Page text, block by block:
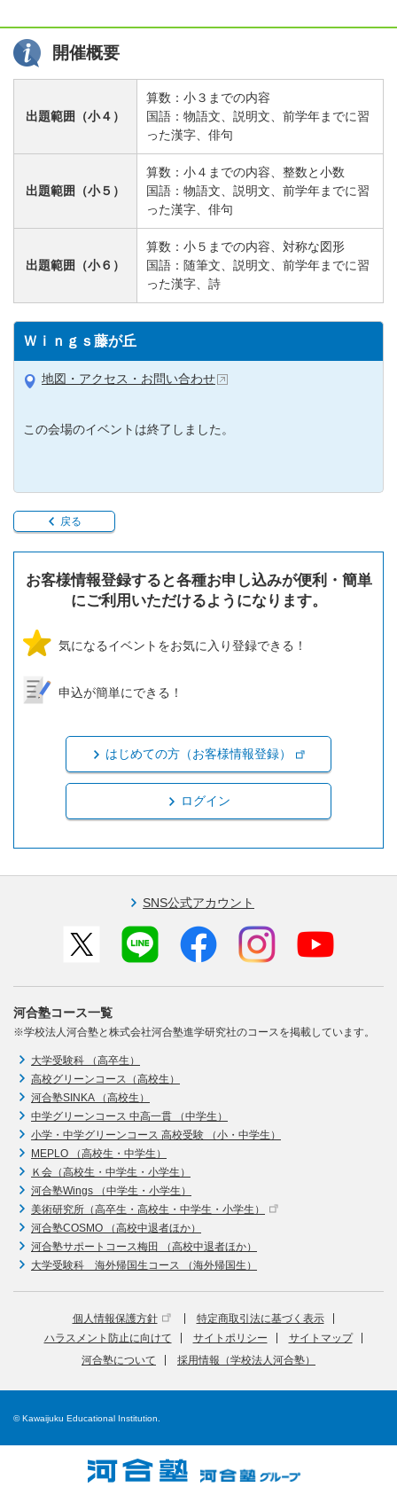
開催概要
出題範囲（小４）
算数：小３までの内容
国語：物語文、説明文、前学年までに習
った漢字、俳句
出題範囲（小５）
算数：小４までの内容、整数と小数
国語：物語文、説明文、前学年までに習
った漢字、俳句
出題範囲（小６）
算数：小５までの内容、対称な図形
国語：随筆文、説明文、前学年までに習
った漢字、詩
Ｗｉｎｇｓ藤が丘
地図・アクセス・お問い合わせ
この会場のイベントは終了しました。
戻る
お客様情報登録すると各種お申し込みが便利・簡単
にご利用いただけるようになります。
気になるイベントをお気に入り登録できる！
申込が簡単にできる！
はじめての方（お客様情報登録）
ログイン
SNS公式アカウント
河合塾コース一覧
※学校法人河合塾と株式会社河合塾進学研究社のコースを掲載しています。
大学受験科 （高卒生）
高校グリーンコース（高校生）
河合塾SINKA （高校生）
中学グリーンコース 中高一貫 （中学生）
小学・中学グリーンコース 高校受験 （小・中学生）
MEPLO （高校生・中学生）
Ｋ会（高校生・中学生・小学生）
河合塾Wings （中学生・小学生）
美術研究所（高卒生・高校生・中学生・小学生）
河合塾COSMO （高校中退者ほか）
河合塾サポートコース梅田 （高校中退者ほか）
大学受験科 海外帰国生コース （海外帰国生）
個人情報保護方針
特定商取引法に基づく表示
ハラスメント防止に向けて
サイトポリシー
サイトマップ
河合塾について
採用情報（学校法人河合塾）
© Kawaijuku Educational Institution.